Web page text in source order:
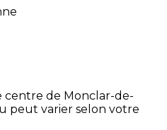
centre de Monclar-de-
peut varier selon votre